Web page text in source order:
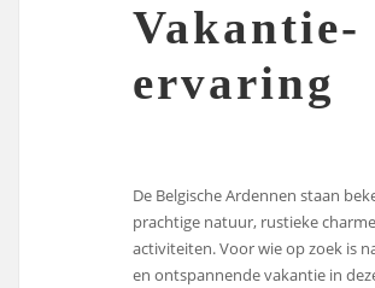
Vakantie-
ervaring
De Belgische Ardennen staan
prachtige natuur, rustieke
activiteiten. Voor wie op zoek is
en ontspannende vakantie in